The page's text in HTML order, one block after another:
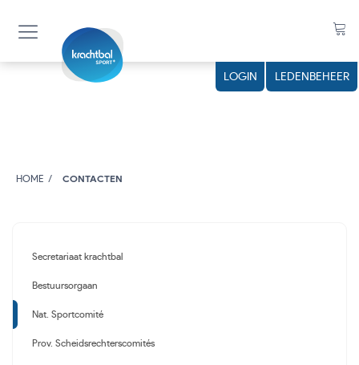
LOGIN LEDENBEHEER
HOME CONTACTEN
Secretariaat krachtbal
Bestuursorgaan
Nat. Sportcomité
Prov. Scheidsrechterscomités